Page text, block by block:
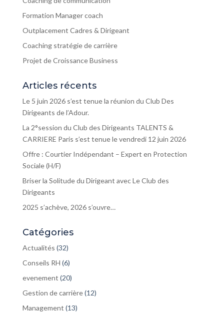
Formation Manager coach
Outplacement Cadres & Dirigeant
Coaching stratégie de carrière
Projet de Croissance Business
Articles récents
Le 5 juin 2026 s’est tenue la réunion du Club Des
Dirigeants de l’Adour.
La 2°session du Club des Dirigeants TALENTS &
CARRIERE Paris s’est tenue le vendredi 12 juin 2026
Offre : Courtier Indépendant – Expert en Protection
Sociale (H/F)
Briser la Solitude du Dirigeant avec Le Club des
Dirigeants
2025 s’achève, 2026 s’ouvre…
Catégories
Actualités (32)
Conseils RH (6)
evenement (20)
Gestion de carrière(12)
Management (13)